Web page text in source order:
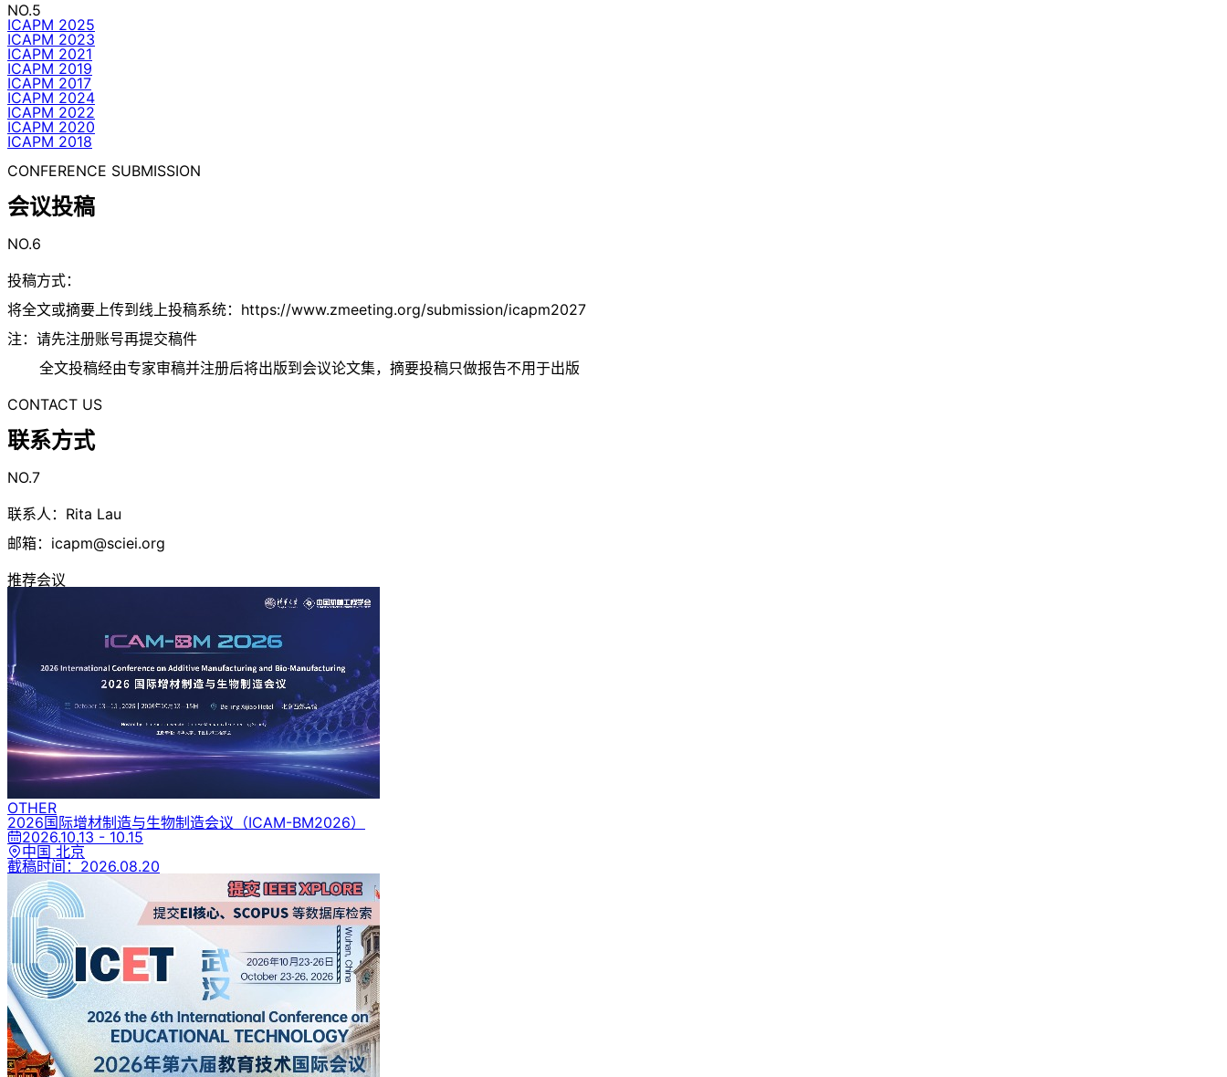
NO.5
ICAPM 2025
ICAPM 2023
ICAPM 2021
ICAPM 2019
ICAPM 2017
ICAPM 2024
ICAPM 2022
ICAPM 2020
ICAPM 2018
CONFERENCE SUBMISSION
会议投稿
NO.6
投稿方式：
将全文或摘要上传到线上投稿系统：https://www.zmeeting.org/submission/icapm2027
注：请先注册账号再提交稿件
全文投稿经由专家审稿并注册后将出版到会议论文集，摘要投稿只做报告不用于出版
CONTACT US
联系方式
NO.7
联系人：Rita Lau
邮箱： icapm@sciei.org
推荐会议
OTHER
2026国际增材制造与生物制造会议 （ICAM-BM2026）
2026.10.13 - 10.15
中国 北京
截稿时间： 2026.08.20